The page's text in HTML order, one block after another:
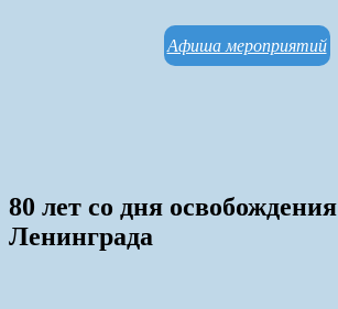
Афиша мероприятий
80 лет со дня освобождения
Ленинграда